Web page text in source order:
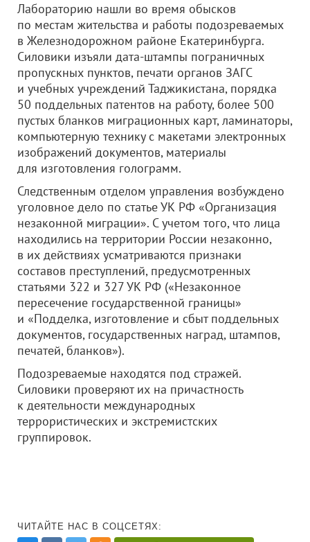
Лабораторию нашли во время обысков
по местам жительства и работы подозреваемых
в Железнодорожном районе Екатеринбурга.
Силовики изъяли дата-штампы пограничных
пропускных пунктов, печати органов ЗАГС
и учебных учреждений Таджикистана, порядка
50 поддельных патентов на работу, более 500
пустых бланков миграционных карт, ламинаторы,
компьютерную технику с макетами электронных
изображений документов, материалы
для изготовления голограмм.
Следственным отделом управления возбуждено
уголовное дело по статье УК РФ «Организация
незаконной миграции». С учетом того, что лица
находились на территории России незаконно,
в их действиях усматриваются признаки
составов преступлений, предусмотренных
статьями 322 и 327 УК РФ («Незаконное
пересечение государственной границы»
и «Подделка, изготовление и сбыт поддельных
документов, государственных наград, штампов,
печатей, бланков»).
Подозреваемые находятся под стражей.
Силовики проверяют их на причастность
к деятельности международных
террористических и экстремистских
группировок.
ЧИТАЙТЕ НАС В СОЦСЕТЯХ: